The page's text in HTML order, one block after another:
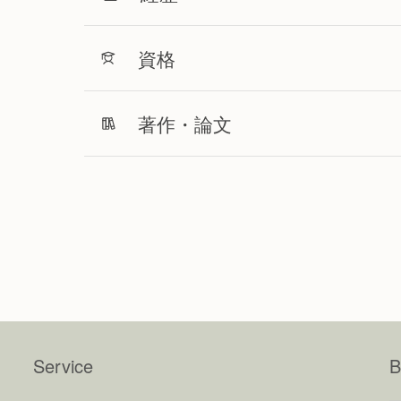
資格
著作・論文
Service